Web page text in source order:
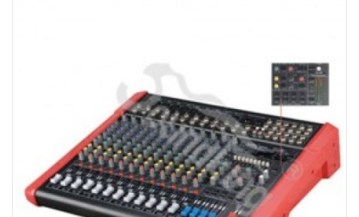
Phường Tân Mỹ, TPHCM, Quận 7, Hồ Chí Minh
Việt Thương Music - 49E Phan Đăng Lưu
49E Phan Đăng Lưu, Phường Bình Thạnh, TPHCM, Quận Bình Thạnh, Hồ
Việt Thương Music - Phường Gò Vấp
11 Đường số 3, Khu dân cư Cityland Park Hill, Phường Gò Vấp, TPHCM,
Quận Gò Vấp, Hồ Chí Minh
Việt Thương Music - 442 Lũy Bán Bích
442 Lũy Bán Bích, Phường Tân Phú, TPHCM, Quận Tân Phú, Hồ Chí Minh
Việt Thương Music - 12 Quốc Hương